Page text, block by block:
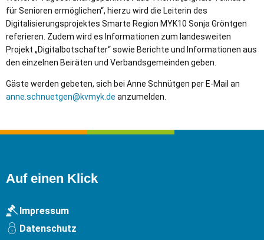
für Senioren ermöglichen“, hierzu wird die Leiterin des
Digitalisierungsprojektes Smarte Region MYK10 Sonja Gröntgen
referieren. Zudem wird es Informationen zum landesweiten
Projekt „Digitalbotschafter“ sowie Berichte und Informationen aus
den einzelnen Beiräten und Verbandsgemeinden geben.
Gäste werden gebeten, sich bei Anne Schnütgen per E-Mail an
anne.schnuetgen@kvmyk.de anzumelden.
Auf einen Klick
Impressum
Datenschutz